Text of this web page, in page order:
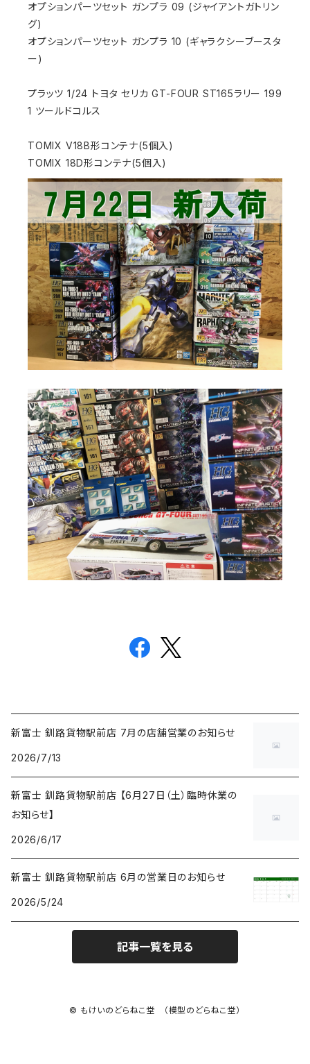
オプションパーツセット ガンプラ 09 (ジャイアントガトリン
グ)
オプションパーツセット ガンプラ 10 (ギャラクシーブースタ
ー)
プラッツ 1/24 トヨタ セリカ GT-FOUR ST165ラリー 199
1 ツールドコルス
TOMIX V18B形コンテナ(5個入)
TOMIX 18D形コンテナ(5個入)
新富士 釧路貨物駅前店 7月の店舗営業のお知らせ
2026/7/13
新富士 釧路貨物駅前店 【6月27日（土）臨時休業の
お知らせ】
2026/6/17
新富士 釧路貨物駅前店 6月の営業日のお知らせ
2026/5/24
記事一覧を見る
© もけいのどらねこ堂 （模型のどらねこ堂）